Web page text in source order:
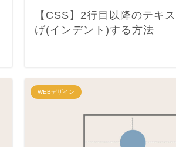
【CSS】2行目以降のテキ
げ(インデント)する方法
WEBデザイン